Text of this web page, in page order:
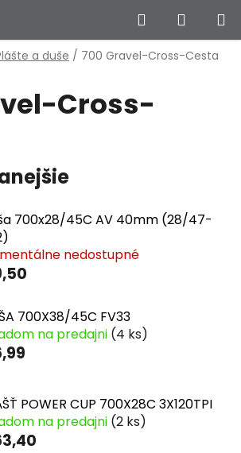
Hľadať
KOŠÍK
a duše / 700 Gravel-Cross-Cesta
Cross-
700x28/45C AV 40mm (28/47-
nedostupné
700X38/45C FV33
na predajni (4 ks)
POWER CUP 700X28C 3X120TPI
na predajni (2 ks)